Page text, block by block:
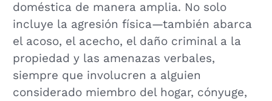
doméstica de manera amplia. No solo
incluye la agresión física—también abarca
el acoso, el acecho, el daño criminal a la
propiedad y las amenazas verbales,
siempre que involucren a alguien
considerado miembro del hogar, cónyuge,